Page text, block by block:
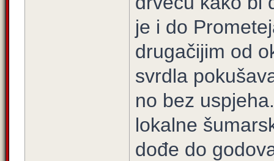
je i do
drugačijim od
svrdla
no bez
lokalne
dođe do